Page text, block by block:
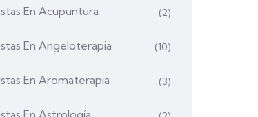
En Acupuntura (2)
En Angeloterapia (10)
En Aromaterapia (3)
En Astrología